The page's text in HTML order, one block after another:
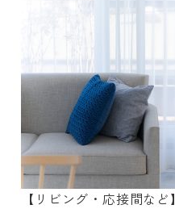
【リビング・応接間など】